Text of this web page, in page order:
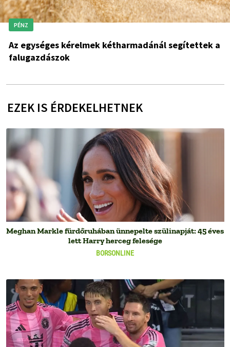
PÉNZ
Az egységes kérelmek kétharmadánál segítettek a
falugazdászok
EZEK IS ÉRDEKELHETNEK
BORSONLINE
Meghan Markle fürdőruhában ünnepelte szülinapját: 45 éves
lett Harry herceg felesége